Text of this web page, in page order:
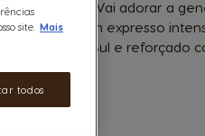
segundos. Vai adorar a
aliada a um expresso
América do Sul e reforçado
site. Mais
todos